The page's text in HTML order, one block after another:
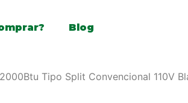
Blog
Tipo Split Convencional 110V